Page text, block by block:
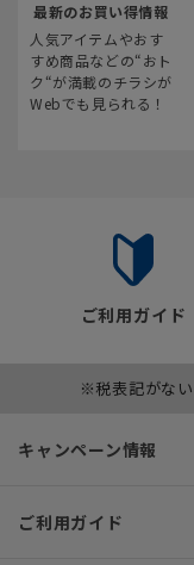
最新のお買い得情報
人気アイテムやおす
すめ商品などの“おト
ク“が満載のチラシが
Webでも見られる！
ご利用ガイド
※税表記がな
キャンペーン情報
ご利用ガイド